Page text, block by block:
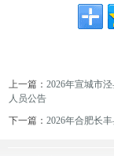
上一篇：2026年宣城市
人员公告
下一篇：2026年合肥长